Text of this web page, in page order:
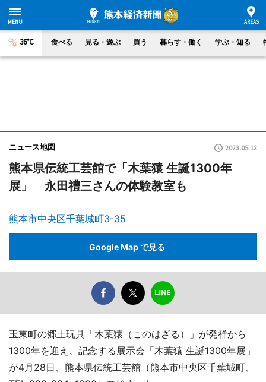
36°C 食べる 見る・遊ぶ 買う 暮らす・働く 学ぶ・知る
ニュース地図 2023.05.12
熊本県伝統工芸館で「木葉猿 生誕1300年
展」 永田禮三さんの体験教室も
熊本市中央区千葉城町3-35
Google Map で見る
玉東町の郷土玩具「木葉猿（このはざる）」が発祥から
1300年を迎え、記念する展示会「木葉猿 生誕1300年展」
が4月28日、熊本県伝統工芸館（熊本市中央区千葉城町、